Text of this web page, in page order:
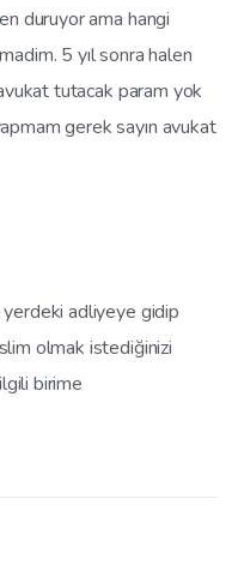
duruyor ama hangi
5 yıl sonra halen
tutacak param yok
gerek sayın avukat
adliyeye gidip
olmak istediğinizi
birime